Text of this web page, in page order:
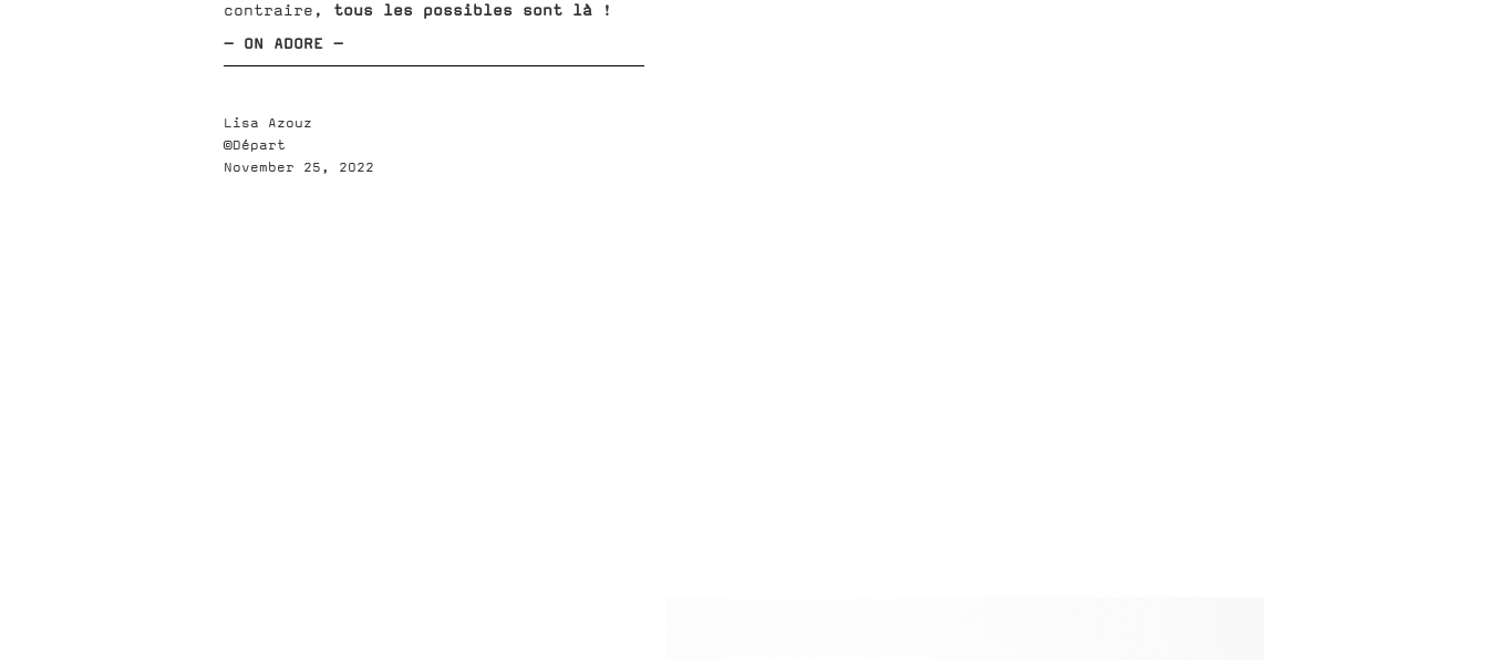
contraire, tous les possibles sont là !
- ON ADORE -
Lisa Azouz
©Départ
November 25, 2022